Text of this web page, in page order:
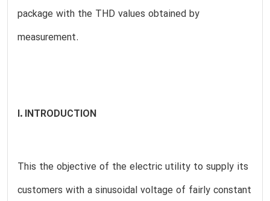
package with the THD values obtained by
measurement.
I. INTRODUCTION
This the objective of the electric utility to supply its
customers with a sinusoidal voltage of fairly constant